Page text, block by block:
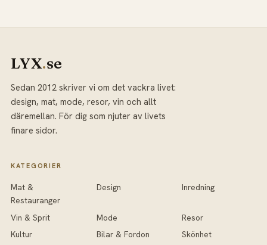
LYX.se
Sedan 2012 skriver vi om det vackra livet:
design, mat, mode, resor, vin och allt
däremellan. För dig som njuter av livets
finare sidor.
KATEGORIER
Mat &
Restauranger
Design Inredning
Vin & Sprit Mode
Resor
Kultur
Bilar & Fordon
Skönhet